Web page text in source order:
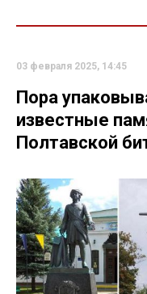
03 февраля 2025, 14:45
Пора
известные
Полтавской